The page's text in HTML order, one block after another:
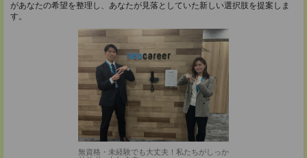
があなたの希望を整理し、あなたが見落としていた新しい選択肢を提案しま
す。
無資格・未経験でも大丈夫！私たちがしっか